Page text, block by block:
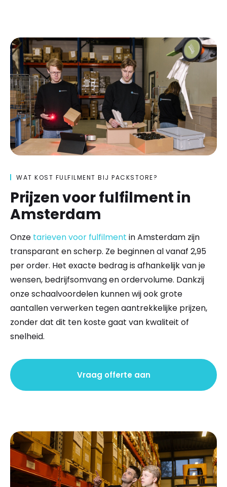
WAT KOST FULFILMENT BIJ PACKSTORE?
Prijzen voor fulfilment in
Amsterdam
Onze tarieven voor fulfilment in Amsterdam zijn
transparant en scherp. Ze beginnen al vanaf 2,95
per order. Het exacte bedrag is afhankelijk van je
wensen, bedrijfsomvang en ordervolume. Dankzij
onze schaalvoordelen kunnen wij ook grote
aantallen verwerken tegen aantrekkelijke prijzen,
zonder dat dit ten koste gaat van kwaliteit of
snelheid.
Vraag offerte aan